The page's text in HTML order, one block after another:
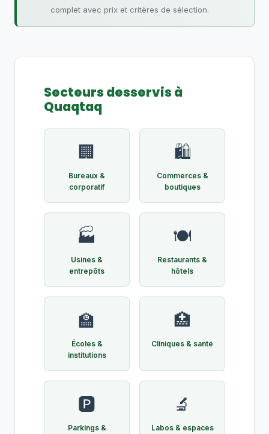
complet avec prix et critères de sélection.
Secteurs desservis à
Quaqtaq
🏢
Bureaux &
corporatif
🛍️
Commerces &
boutiques
🏭
Usines &
entrepôts
🍽️
Restaurants &
hôtels
🏫
Écoles &
institutions
🏥
Cliniques & santé
🅿️
Parkings &
🔬
Labos & espaces